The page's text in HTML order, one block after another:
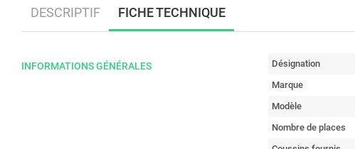
DESCRIPTIF FICHE TECHNIQUE
INFORMATIONS GÉNÉRALES Désignation
Marque
Modèle
Nombre de places